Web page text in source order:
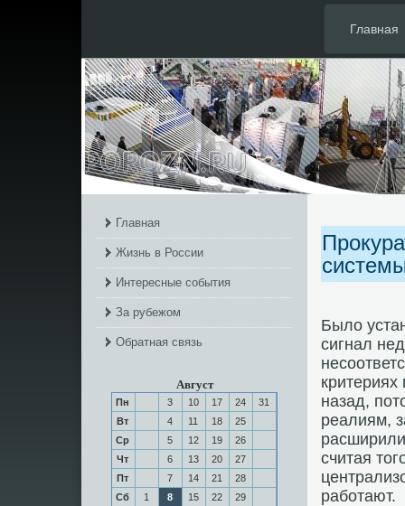
Главная
Главная
Жизнь в России
Интересные события
За рубежом
Обратная связь
Август
Пн 3 10 17 24
31
Вт
4 11 18
25
Ср
5 12 19
26
Чт
6 13 20
27
Пт
7 14 21
28
Сб
1 8 15 22
29
Было
сигнал
критериях
назад,
реалиям,
считая
рабοтают.